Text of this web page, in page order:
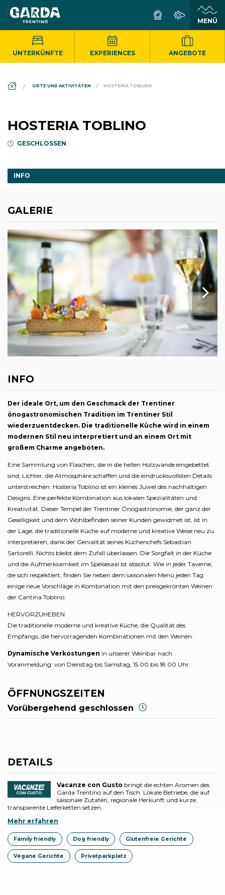
UNTERKÜNFTE EXPERIENCES ANGEBOTE
ORTE UND AKTIVITÄTEN HOSTERIA TOBLINO
HOSTERIA TOBLINO
GESCHLOSSEN
INFO
GALERIE
INFO
Der ideale Ort, um den Geschmack der Trentiner
önogastronomischen Tradition im Trentiner Stil
wiederzuentdecken. Die traditionelle Küche wird in einem
modernen Stil neu interpretiert und an einem Ort mit
großem Charme angeboten.
Eine Sammlung von Flaschen, die in die hellen Holzwände eingebettet
sind, Lichter, die Atmosphäre schaffen und die eindrucksvollsten Details
unterstreichen: Hosteria Toblino ist ein kleines Juwel des nachhaltigen
Designs. Eine perfekte Kombination aus lokalen Spezialitäten und
Kreativität. Dieser Tempel der Trentiner Önogastronomie, der ganz der
Geselligkeit und dem Wohlbefinden seiner Kunden gewidmet ist, ist in
der Lage, die traditionelle Küche auf moderne und kreative Weise neu zu
interpretieren, dank der Genialität seines Küchenchefs Sebastian
Sartorelli. Nichts bleibt dem Zufall überlassen. Die Sorgfalt in der Küche
und die Aufmerksamkeit im Speisesaal ist absolut. Wie in jeder Taverne,
die sich respektiert, finden Sie neben dem saisonalen Menü jeden Tag
einige neue Vorschläge in Kombination mit den preisgekrönten Weinen
der Cantina Toblino.
HERVORZUHEBEN
Die traditionelle moderne und kreative Küche, die Qualität des
Empfangs, die hervorragenden Kombinationen mit den Weinen.
Dynamische Verkostungen in unserer Weinbar nach
Voranmeldung: von Dienstag bis Samstag, 15.00 bis 18.00 Uhr.
ÖFFNUNGSZEITEN
Vorübergehend geschlossen
DETAILS
Vacanze con Gusto bringt die echten Aromen des
Garda Trentino auf den Tisch: Lokale Betriebe, die auf
saisonale Zutaten, regionale Herkunft und kurze,
transparente Lieferketten setzen.
Mehr erfahren
Family friendly Dog friendly Glutenfreie Gerichte
Vegane Gerichte Privatparkplatz